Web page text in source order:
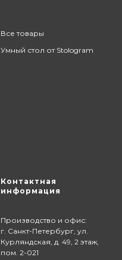
Все товары
Умный стол от Stologram
Контактная
информация
Производство и офис:
г. Санкт-Петербург, ул.
Курляндская, д. 49, 2 этаж,
пом. 2-021